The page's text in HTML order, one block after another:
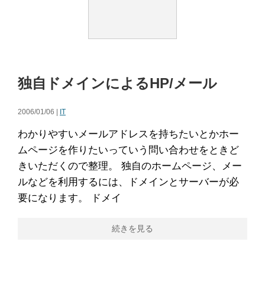
独自ドメインによるHP/メール
2006/01/06 | IT
わかりやすいメールアドレスを持ちたいとかホー
ムページを作りたいっていう問い合わせをときど
きいただくので整理。 独自のホームページ、メー
ルなどを利用するには、ドメインとサーバーが必
要になります。 ドメイ
続きを見る